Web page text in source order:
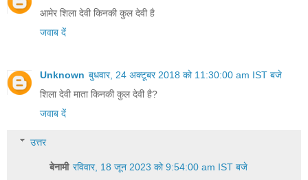
आमेर शिला देवी किनकी कुल देवी है
जवाब दें
Unknown बुधवार, 24 अक्टूबर 2018 को 11:30:00 am IST बजे
शिला देवी माता किनकी कुल देवी है?
जवाब दें
उत्तर
बेनामी रविवार, 18 जून 2023 को 9:54:00 am IST बजे